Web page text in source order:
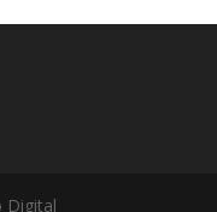
Digital